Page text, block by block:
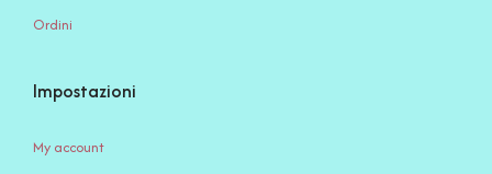
Ordini
Impostazioni
My account